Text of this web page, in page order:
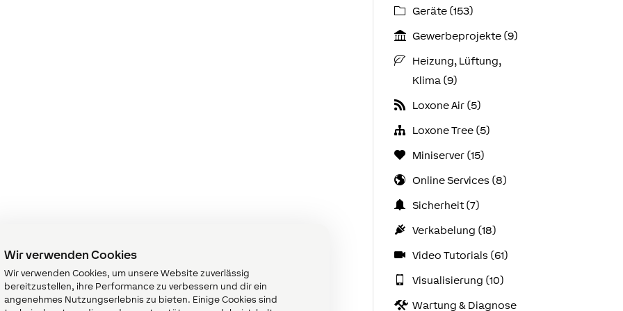
Wir verwenden Cookies
Wir verwenden Cookies, um unsere Website zuverlässig
bereitzustellen, ihre Performance zu verbessern und dir ein
angenehmes Nutzungserlebnis zu bieten. Einige Cookies sind
Geräte (153)
Gewerbeprojekte (9)
Heizung, Lüftung,
Klima (9)
Loxone Air (5)
Loxone Tree (5)
Miniserver (15)
Online Services (8)
Sicherheit (7)
Verkabelung (18)
Video Tutorials (61)
Visualisierung (10)
Wartung & Diagnose